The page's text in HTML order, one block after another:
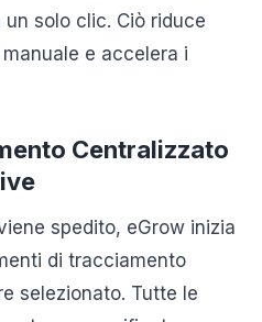
solo clic. Ciò riduce
e accelera i
Centralizzato
spedito, eGrow inizia
di tracciamento
selezionato. Tutte le